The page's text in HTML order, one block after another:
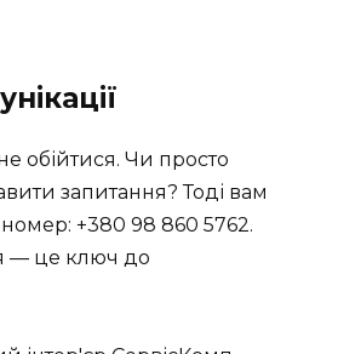
не обійтися. Чи просто
запитання? Тоді вам
+380 98 860 5762.
— це ключ до